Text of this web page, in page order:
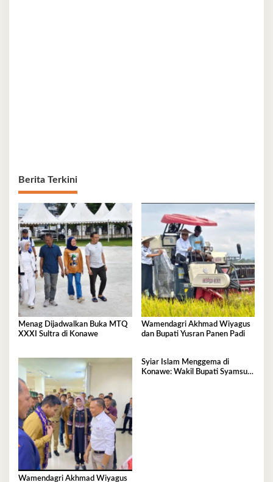
Berita Terkini
Menag Dijadwalkan Buka MTQ
XXXI Sultra di Konawe
Wamendagri Akhmad Wiyagus
dan Bupati Yusran Panen Padi
Wamendagri Akhmad Wiyagus
Syiar Islam Menggema di
Konawe: Wakil Bupati Syamsul